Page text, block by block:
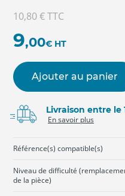
10,80 €TTC
9,00€ HT
Ajouter au panier
Livraison entre le
En savoir plus
Référence(s) compatible(s)
Niveau de difficulté
de la pièce)